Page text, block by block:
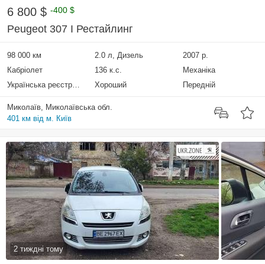
6 800 $ -400 $
Peugeot 307 I Рестайлинг
98 000 км 2.0 л, Дизель
2007 р.
Кабріолет
136 к.с.
Механіка
Українська реєстрація
Хороший Передній
Миколаїв, Миколаївська обл.
401 км від м. Київ
2 тиждні тому